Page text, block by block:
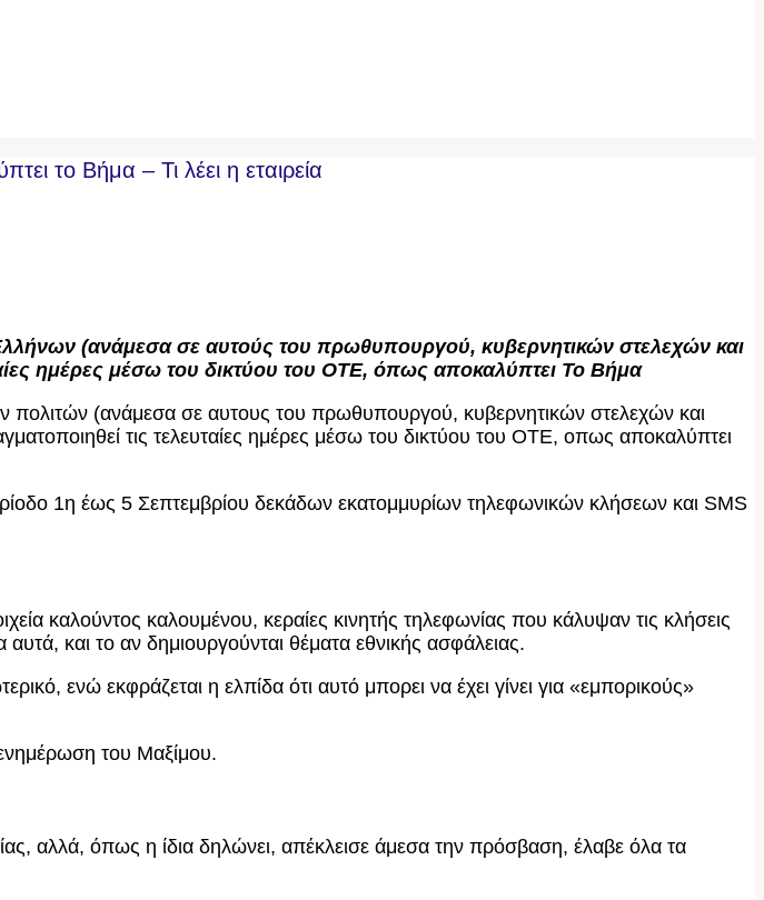
το Βήμα – Τι λέει η εταιρεία
(ανάμεσα σε αυτούς του πρωθυπουργού, κυβερνητικών στελεχών και
ημέρες μέσω του δικτύου του ΟΤΕ, όπως αποκαλύπτει Το Βήμα
(ανάμεσα σε αυτους του πρωθυπουργού, κυβερνητικών στελεχών και
τις τελευταίες ημέρες μέσω του δικτύου του ΟΤΕ, οπως αποκαλύπτει
1η έως 5 Σεπτεμβρίου δεκάδων εκατομμυρίων τηλεφωνικών κλήσεων και SMS
καλούντος καλουμένου, κεραίες κινητής τηλεφωνίας που κάλυψαν τις κλήσεις
και το αν δημιουργούνται θέματα εθνικής ασφάλειας.
ενώ εκφράζεται η ελπίδα ότι αυτό μπορει να έχει γίνει για «εμπορικούς»
ενημέρωση του Μαξίμου.
αλλά, όπως η ίδια δηλώνει, απέκλεισε άμεσα την πρόσβαση, έλαβε όλα τα